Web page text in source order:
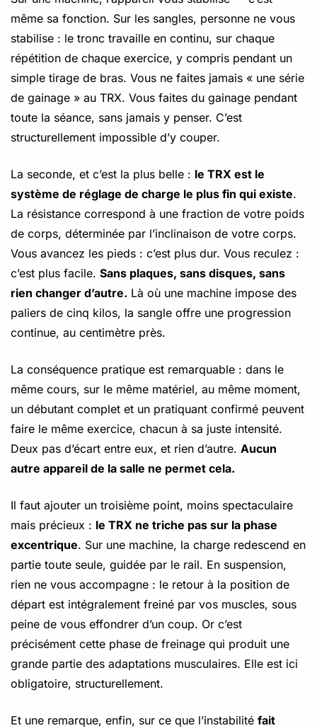
même sa fonction. Sur les sangles, personne ne vous
stabilise : le tronc travaille en continu, sur chaque
répétition de chaque exercice, y compris pendant un
simple tirage de bras. Vous ne faites jamais « une série
de gainage » au TRX. Vous faites du gainage pendant
toute la séance, sans jamais y penser. C’est
structurellement impossible d’y couper.
La seconde, et c’est la plus belle : le TRX est le
système de réglage de charge le plus fin qui existe.
La résistance correspond à une fraction de votre poids
de corps, déterminée par l’inclinaison de votre corps.
Vous avancez les pieds : c’est plus dur. Vous reculez :
c’est plus facile. Sans plaques, sans disques, sans
rien changer d’autre. Là où une machine impose des
paliers de cinq kilos, la sangle offre une progression
continue, au centimètre près.
La conséquence pratique est remarquable : dans le
même cours, sur le même matériel, au même moment,
un débutant complet et un pratiquant confirmé peuvent
faire le même exercice, chacun à sa juste intensité.
Deux pas d’écart entre eux, et rien d’autre. Aucun
autre appareil de la salle ne permet cela.
Il faut ajouter un troisième point, moins spectaculaire
mais précieux : le TRX ne triche pas sur la phase
excentrique. Sur une machine, la charge redescend en
partie toute seule, guidée par le rail. En suspension,
rien ne vous accompagne : le retour à la position de
départ est intégralement freiné par vos muscles, sous
peine de vous effondrer d’un coup. Or c’est
précisément cette phase de freinage qui produit une
grande partie des adaptations musculaires. Elle est ici
obligatoire, structurellement.
Et une remarque, enfin, sur ce que l’instabilité fait